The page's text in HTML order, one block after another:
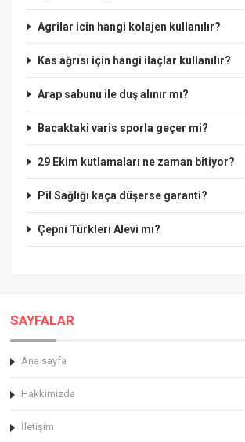
Agrilar icin hangi kolajen kullanılır?
Kas ağrısı için hangi ilaçlar kullanılır?
Arap sabunu ile duş alınır mı?
Bacaktaki varis sporla geçer mi?
29 Ekim kutlamaları ne zaman bitiyor?
Pil Sağlığı kaça düşerse garanti?
Çepni Türkleri Alevi mı?
SAYFALAR
Ana sayfa
Hakkimizda
İletişim